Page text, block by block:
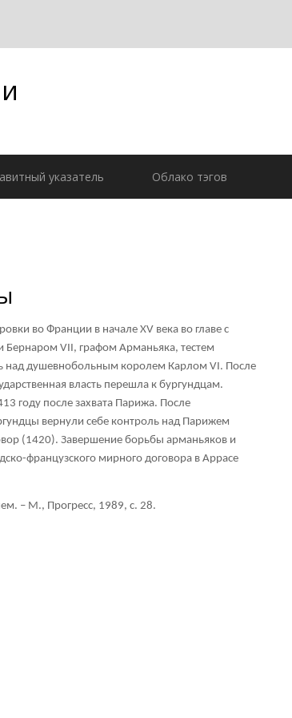
указатель Облако тэгов
во Франции в начале XV века во главе с
VII, графом Арманьяка, тестем
над душевнобольным королем Карлом VI. После
власть перешла к бургундцам.
году после захвата Парижа. После
вернули себе контроль над Парижем
(1420). Завершение борьбы арманьяков и
французского мирного договора в Аррасе
– М., Прогресс, 1989, с. 28.